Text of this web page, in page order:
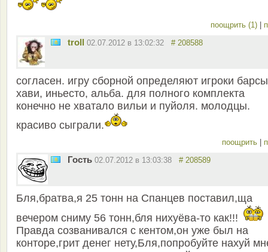
поощрить (1)
troll 02.07.2012 в 13:02:32 # 208588
согласен. игру сборной определяют игроки
хави, иньесто, альба. для полного комплекта
конечно не хватало вильи и пуйоля. молодцы.
красиво сыграли.
поощрить
Гость 02.07.2012 в 13:03:38 # 208589
Бля,братва,я 25 тонн на Спанцев поставил,ща
вечером сниму 56 тонн,бля нихуёва-то как!!!
Правда созванивался с кентом,он уже был на
конторе,грит денег нету,Бля,попробуйте нахуй